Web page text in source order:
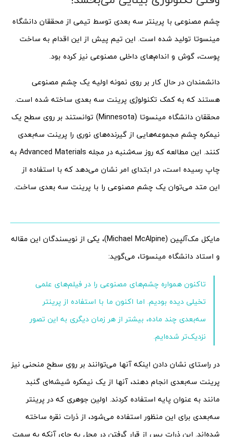
چشم مصنوعی با پرینتر سه بعدی توسط تیمی از محققان دانشگاه
مینسوتا تولید شده است. این تیم پیش از این اقدام به ساخت
پوست، گوش و اندام‌های داخلی مصنوعی نیز کرده بود.
دانشمندان در حال کار بر روی نمونه اولیه یک چشم مصنوعی
هستند که به کمک تکنولوژی پرینت سه بعدی ساخته شده است.
محققان دانشگاه مینسوتا (Minnesota) توانستند بر روی سطح یک
نیمکره چشم مجموعه‌هایی از گیرنده‌های نوری را پرینت سه‌بعدی
کنند. این مطالعه که روز سه‌شنبه در مجله Advanced Materials به
چاپ رسیده است، در ابتدای امر نشان می‌دهد که با استفاده از
این متد می‌توان یک چشم مصنوعی را با پرینت سه بعدی ساخت.
مایکل مک‌آلپین (Michael McAlpine)، یکی از نویسندگان این مقاله
و استاد دانشگاه مینسوتا، می‌گوید:
تاکنون همواره چشم‌های مصنوعی را در فیلم‌های علمی
تخیلی دیده بودیم. اما اکنون ما با استفاده از پرینتر
سه‌بعدی چند ماده، بیشتر از هر زمان دیگری به این تصور
نزدیک‌تر شده‌ایم.
در راستای نشان دادن اینکه آنها می‌توانند بر روی سطح منحنی نیز
پرینت سه‌بعدی انجام دهند، آنها از یک نیمکره شیشه‌ای گنبد
مانند به عنوان پایه استفاده کردند. اولین جوهری که در پرینتر
سه‌بعدی برای این منظور استفاده می‌شود، از ذرات نقره ساخته
شده‌اند. این ذرات پس از قرار گرفتن در محل به جای آنکه به سمت